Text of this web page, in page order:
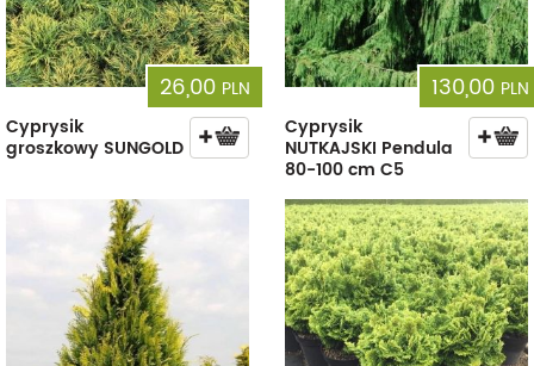
26,00 PLN
Cyprysik
groszkowy SUNGOLD
130,00 PLN
Cyprysik
NUTKAJSKI Pendula
80-100 cm C5